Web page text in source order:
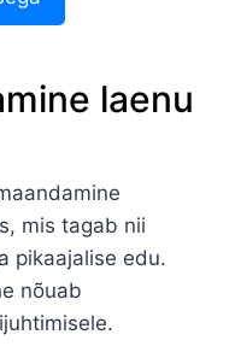
laenu
mis tagab nii
pikaajalise edu.
nõuab